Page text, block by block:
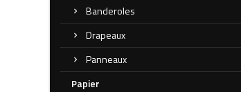
Banderoles
Drapeaux
Panneaux
Papier